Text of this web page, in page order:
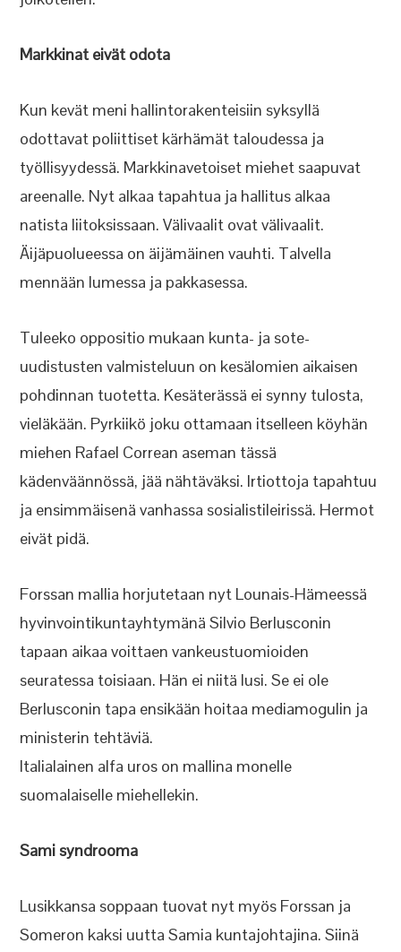
Markkinat eivät odota
Kun kevät meni hallintorakenteisiin syksyllä
odottavat poliittiset kärhämät taloudessa ja
työllisyydessä. Markkinavetoiset miehet saapuvat
areenalle. Nyt alkaa tapahtua ja hallitus alkaa
natista liitoksissaan. Välivaalit ovat välivaalit.
Äijäpuolueessa on äijämäinen vauhti. Talvella
mennään lumessa ja pakkasessa.
Tuleeko oppositio mukaan kunta- ja sote-
uudistusten valmisteluun on kesälomien aikaisen
pohdinnan tuotetta. Kesäterässä ei synny tulosta,
vieläkään. Pyrkiikö joku ottamaan itselleen köyhän
miehen Rafael Correan aseman tässä
kädenväännössä, jää nähtäväksi. Irtiottoja tapahtuu
ja ensimmäisenä vanhassa sosialistileirissä. Hermot
eivät pidä.
Forssan mallia horjutetaan nyt Lounais-Hämeessä
hyvinvointikuntayhtymänä Silvio Berlusconin
tapaan aikaa voittaen vankeustuomioiden
seuratessa toisiaan. Hän ei niitä lusi. Se ei ole
Berlusconin tapa ensikään hoitaa mediamogulin ja
ministerin tehtäviä.
Italialainen alfa uros on mallina monelle
suomalaiselle miehellekin.
Sami syndrooma
Lusikkansa soppaan tuovat nyt myös Forssan ja
Someron kaksi uutta Samia kuntajohtajina. Siinä